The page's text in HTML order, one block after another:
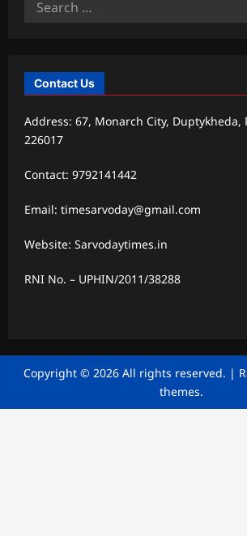
Contact Us
Address: 67, Monarch City, Duptykheda,
226017
Contact: 9792141442
Email: timesarvoday@gmail.com
Website: Sarvodaytimes.in
RNI No. – UPHIN/2011/38288
Copyright © 2026 All rights reserved. |
themes.